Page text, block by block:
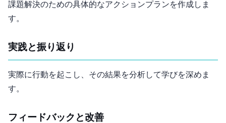
課題解決のための具体的なアクションプランを作成しま
す。
実践と振り返り
実際に行動を起こし、その結果を分析して学びを深めま
す。
フィードバックと改善